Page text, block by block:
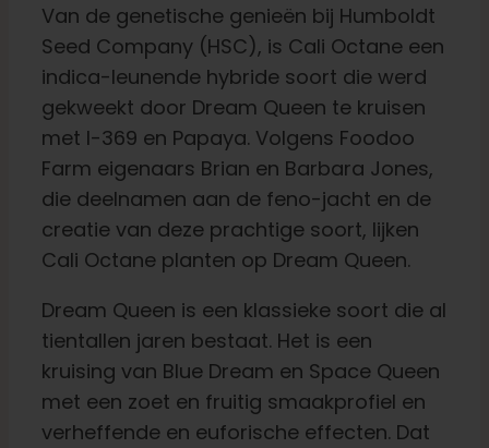
Van de genetische genieën bij Humboldt
Seed Company (HSC), is Cali Octane een
indica-leunende hybride soort die werd
gekweekt door Dream Queen te kruisen
met I-369 en Papaya. Volgens Foodoo
Farm eigenaars Brian en Barbara Jones,
die deelnamen aan de feno-jacht en de
creatie van deze prachtige soort, lijken
Cali Octane planten op Dream Queen.
Dream Queen is een klassieke soort die al
tientallen jaren bestaat. Het is een
kruising van Blue Dream en Space Queen
met een zoet en fruitig smaakprofiel en
verheffende en euforische effecten. Dat